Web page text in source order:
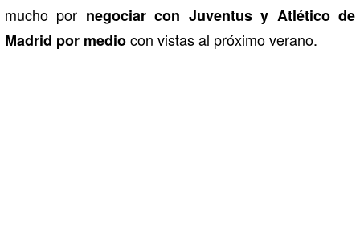
mucho por negociar con Juventus y Atlético de
Madrid por mediocon vistas al próximo verano.